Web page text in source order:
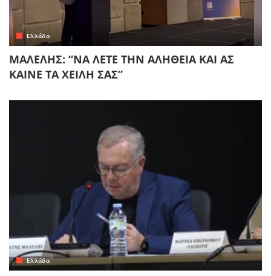
Ελλάδα
ΜΑΛΕΛΗΣ: “ΝΑ ΛΕΤΕ ΤΗΝ ΑΛΗΘΕΙΑ ΚΑΙ ΑΣ
ΚΑΙΝΕ ΤΑ ΧΕΙΛΗ ΣΑΣ”
Ελλάδα